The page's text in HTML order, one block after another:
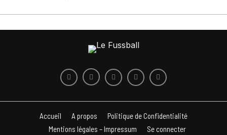
Accueil A propos
Politique de Confidentialité
Mentions légales – Impressum
Se connecter